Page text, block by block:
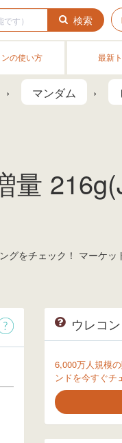
検索
の使い方 最新
マンダム
グをチェック！ マーケ
ウレコ
6,000万人規模
ンドを今すぐチ